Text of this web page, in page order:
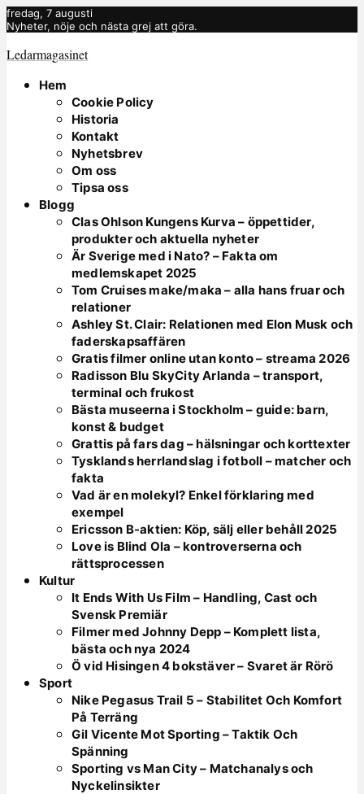
fredag, 7 augusti
Nyheter, nöje och nästa grej att göra.
Ledarmagasinet
Hem
Cookie Policy
Historia
Kontakt
Nyhetsbrev
Om oss
Tipsa oss
Blogg
Clas Ohlson Kungens Kurva – öppettider,
produkter och aktuella nyheter
Är Sverige med i Nato? – Fakta om
medlemskapet 2025
Tom Cruises make/maka – alla hans fruar och
relationer
Ashley St. Clair: Relationen med Elon Musk och
faderskapsaffären
Gratis filmer online utan konto – streama 2026
Radisson Blu SkyCity Arlanda – transport,
terminal och frukost
Bästa museerna i Stockholm – guide: barn,
konst & budget
Grattis på fars dag – hälsningar och korttexter
Tysklands herrlandslag i fotboll – matcher och
fakta
Vad är en molekyl? Enkel förklaring med
exempel
Ericsson B-aktien: Köp, sälj eller behåll 2025
Love is Blind Ola – kontroverserna och
rättsprocessen
Kultur
It Ends With Us Film – Handling, Cast och
Svensk Premiär
Filmer med Johnny Depp – Komplett lista,
bästa och nya 2024
Ö vid Hisingen 4 bokstäver – Svaret är Rörö
Sport
Nike Pegasus Trail 5 – Stabilitet Och Komfort
På Terräng
Gil Vicente Mot Sporting – Taktik Och
Spänning
Sporting vs Man City – Matchanalys och
Nyckelinsikter